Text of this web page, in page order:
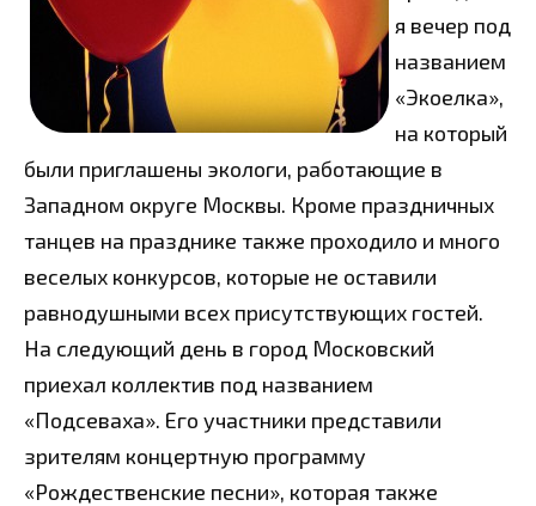
я вечер под
названием
«Экоелка»,
на который
были приглашены экологи, работающие в
Западном округе Москвы. Кроме праздничных
танцев на празднике также проходило и много
веселых конкурсов, которые не оставили
равнодушными всех присутствующих гостей.
На следующий день в город Московский
приехал коллектив под названием
«Подсеваха». Его участники представили
зрителям концертную программу
«Рождественские песни», которая также